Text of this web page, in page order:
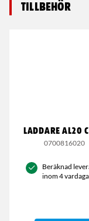
Tillbehör
LADDARE AL20
0700816020
Beräknad
inom 4